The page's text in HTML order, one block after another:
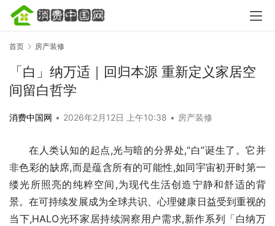
首页 房产装修
「白」纳万适｜回归本源 重新定义家居空
间留白哲学
消费中国网 • 2026年2月12日 上午10:38 • 房产装修
在人类认知的起点,光与暗的分界处,“白”诞生了。它并
非色彩的缺席,而是蕴含所有的可能性,如同宇宙初开时第一
缕光所照亮的纯粹空间,为现代生活创造宁静和舒适的背
景。在可持续发展成为全球共识、心理健康日益受到重视的
当下,HALO光环家居持续洞察用户需求,新作系列「白纳万